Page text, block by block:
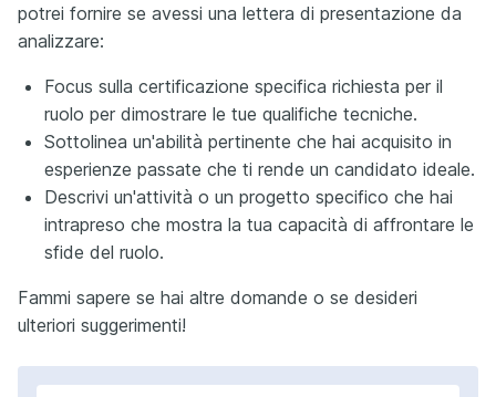
potrei fornire se avessi una lettera di presentazione da
analizzare:
Focus sulla certificazione specifica richiesta per il
ruolo per dimostrare le tue qualifiche tecniche.
Sottolinea un'abilità pertinente che hai acquisito in
esperienze passate che ti rende un candidato ideale.
Descrivi un'attività o un progetto specifico che hai
intrapreso che mostra la tua capacità di affrontare le
sfide del ruolo.
Fammi sapere se hai altre domande o se desideri
ulteriori suggerimenti!